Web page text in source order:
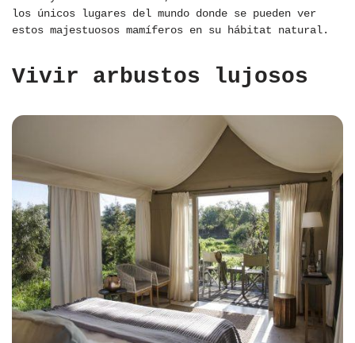
los únicos lugares del mundo donde se pueden ver
estos majestuosos mamíferos en su hábitat natural.
Vivir arbustos lujosos